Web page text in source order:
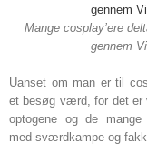
Mange cosplay’ere
gennem
Uanset om man er til
et besøg værd, for det er
optogene og de mange
med sværdkampe og